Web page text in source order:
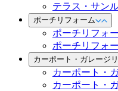
テラス・サン
ポーチリフォーム
ポーチリフォ
ポーチリフォ
カーポート・ガレージ
カーポート・
カーポート・